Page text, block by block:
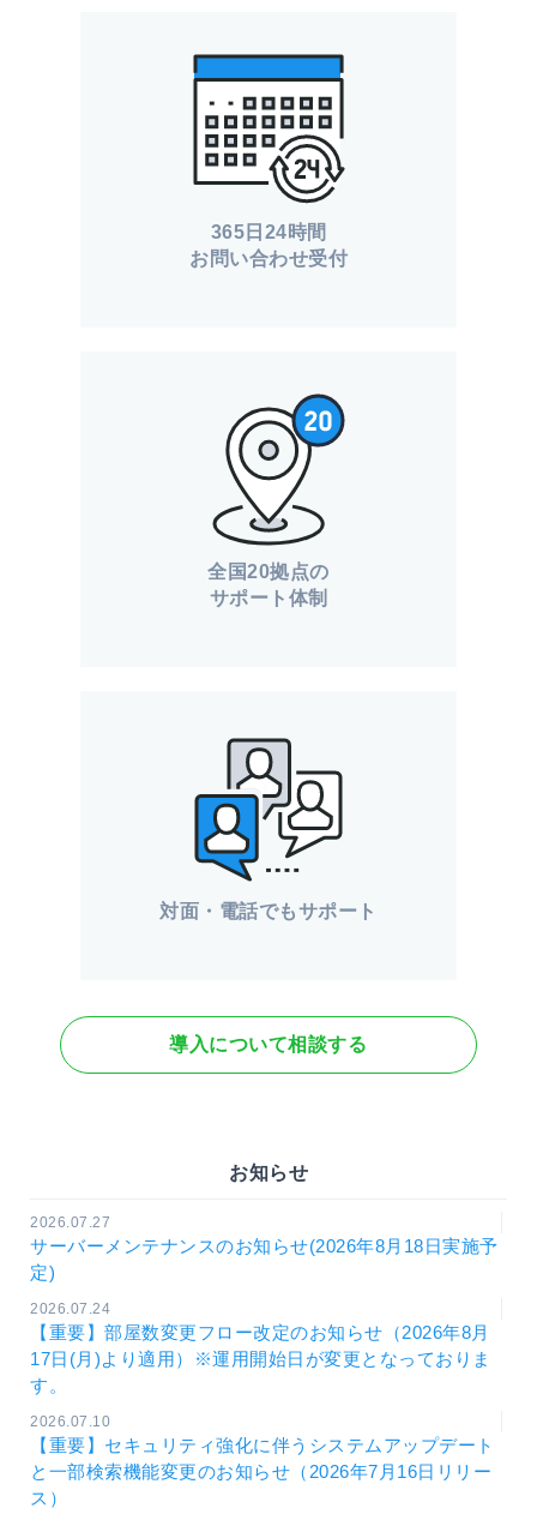
365日24時間
お問い合わせ受付
全国20拠点の
サポート体制
対面・電話でもサポート
導入について相談する
お知らせ
2026.07.27
サーバーメンテナンスのお知らせ(2026年8月18日実施予
定)
2026.07.24
【重要】部屋数変更フロー改定のお知らせ（2026年8月
17日(月)より適用）※運用開始日が変更となっておりま
す。
2026.07.10
【重要】セキュリティ強化に伴うシステムアップデート
と一部検索機能変更のお知らせ（2026年7月16日リリー
ス）